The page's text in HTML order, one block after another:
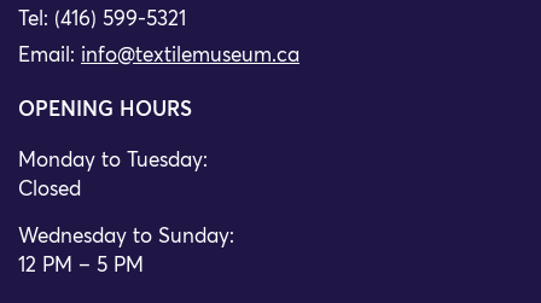
Tel: (416) 599-5321
Email: info@textilemuseum.ca
OPENING HOURS
Monday to Tuesday:
Closed
Wednesday to Sunday:
12 PM – 5 PM